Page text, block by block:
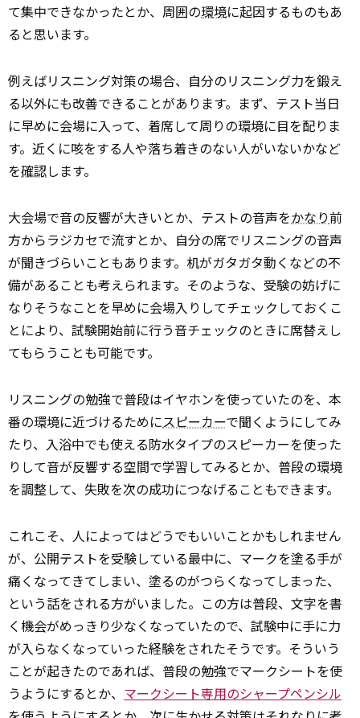
て集中できなかったとか、周囲の環境に起因するものもあ
ると思います。
例えばリスニング対策の場合、自分のリスニング力を鍛え
る以外にも改善できることがあります。まず、テスト当日
に早めに会場に入って、着席して周りの環境に目を配りま
す。近くに咳をする人や落ち着きのない人がいないかなど
を確認します。
大会場で音の反響が大きいとか、テストの音声をかなり前
方からラジカセで流すとか、自分の席でリスニングの音声
が聞きづらいこともあります。机がガタガタ動くなどの不
備があることも考えられます。そのような、受験の妨げに
なりそうなことを早めに会場入りしてチェックしておくこ
とにより、試験開始前に行う音チェックのときに席替えし
てもらうことも可能です。
リスニングの勉強で普段はイヤホンを使っていたのを、本
番の環境に近づけるためにスピーカーで聞くようにしてみ
たり、入浴中でも使える防水タイプのスピーカーを使った
りして音が反響する空間で学習してみるとか、普段の環境
を調整して、失敗を次の成功につなげることもできます。
これこそ、人によってはどうでもいいことかもしれません
が、公開テストを受験している最中に、マークを塗る手が
痛くなってきてしまい、塗るのがつらくなってしまった、
という話をされる方がいました。この方は普段、文字を書
く機会がめっきり少なくなっていたので、試験中に手に力
が入らなくなっていった経験をされたそうです。そういう
ことが起きたのであれば、普段の勉強でマークシートを使
うようにするとか、 マークシート専用のシャープペンシル